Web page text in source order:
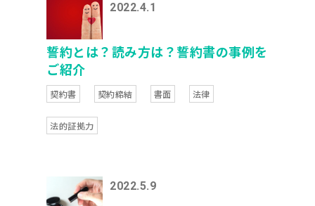
2022.4.1
誓約とは？読み方は？誓約書の事例を
ご紹介
契約書 契約締結 書面 法律
法的証拠力
2022.5.9